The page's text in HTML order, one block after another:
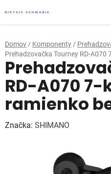
na
obsah
Domov / Komponenty /
Prehadzovačka Tourney RD-A070
RD-A070
ramienko
Značka: SHIMANO